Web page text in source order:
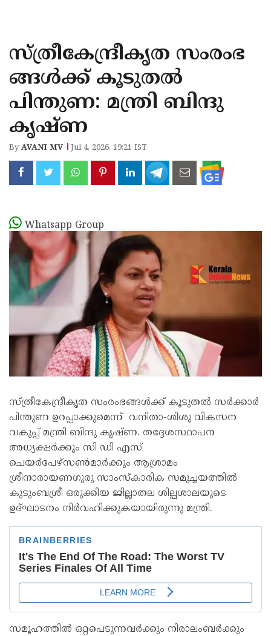
KANNUR
KASARAGOD
സ്ത്രീകേന്ദ്രീകൃത സംരംഭ
ങ്ങൾക്ക് കൂടുതൽ
പിന്തുണ: മന്ത്രി ബിന്ദു
കൃഷ്ണ
ByAVANI MV Jul 4, 2026, 19:21 IST
Whatsapp Group
സ്ത്രീകേന്ദ്രീകൃത സംരംഭങ്ങൾക്ക് കൂടുതൽ സർക്കാർ
പിന്തുണ ഉറപ്പാക്കുമെന്ന് വനിതാ-ശിശു വികസന
വകുപ്പ് മന്ത്രി ബിന്ദു കൃഷ്ണ. തദ്ദേശസ്ഥാപന
അധ്യക്ഷർക്കും സി ഡി എസ്
ചെയർപേഴ്‌സൺമാർക്കും ആശ്രാമം
ശ്രീനാരായണഗുരു സാംസ്‌കാരിക സമുച്ചയത്തിൽ
കുടുംബശ്രീ ഒരുക്കിയ ജില്ലാതല ശില്പശാലയുടെ
ഉദ്ഘാടനം നിർവഹിക്കുകയായിരുന്നു മന്ത്രി.
സമൂഹത്തിൽ ഒറ്റപെടുന്നവർക്കും നിരാലംബർക്കും